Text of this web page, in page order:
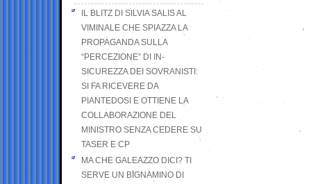
IL BLITZ DI SILVIA SALIS AL
VIMINALE CHE SPIAZZA LA
PROPAGANDA SULLA
“PERCEZIONE” DI IN-
SICUREZZA DEI SOVRANISTI:
SI FA RICEVERE DA
PIANTEDOSI E OTTIENE LA
COLLABORAZIONE DEL
MINISTRO SENZA CEDERE SU
TASER E CP
MA CHE GALEAZZO DICI? TI
SERVE UN BIGNAMINO DI